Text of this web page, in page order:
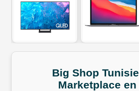
Big Shop Tunisie
Marketplace en